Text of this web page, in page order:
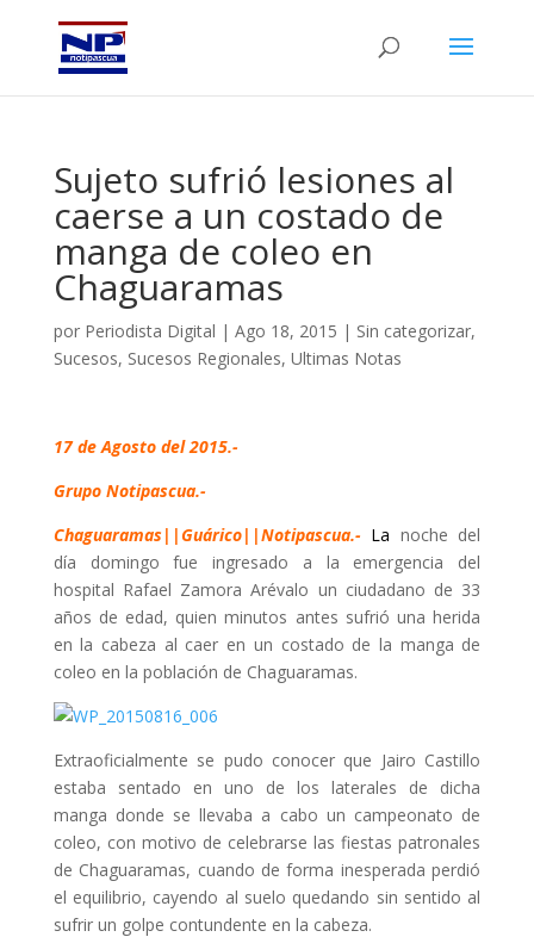
Sujeto sufrió lesiones al
caerse a un costado de
manga de coleo en
Chaguaramas
por Periodista Digital | Ago 18, 2015 | Sin categorizar,
Sucesos, Sucesos Regionales, Ultimas Notas
17 de Agosto del 2015.-
Grupo Notipascua.-
Chaguaramas||Guárico||Notipascua.- La noche del
día domingo fue ingresado a la emergencia del
hospital Rafael Zamora Arévalo un ciudadano de 33
años de edad, quien minutos antes sufrió una herida
en la cabeza al caer en un costado de la manga de
coleo en la población de Chaguaramas.
Extraoficialmente se pudo conocer que Jairo Castillo
estaba sentado en uno de los laterales de dicha
manga donde se llevaba a cabo un campeonato de
coleo, con motivo de celebrarse las fiestas patronales
de Chaguaramas, cuando de forma inesperada perdió
el equilibrio, cayendo al suelo quedando sin sentido al
sufrir un golpe contundente en la cabeza.